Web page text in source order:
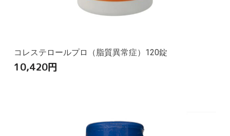
コレステロールプロ（脂質異常症）120錠
10,420円